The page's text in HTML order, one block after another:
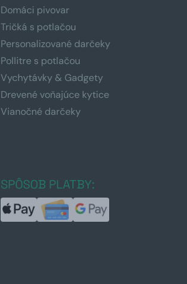
Domáci pivovar
Tričká s potlačou
Personalizované darčeky
Pollitre s potlačou
Vychytávky & Gadgety
Drevené voňajúce kytice
Vianočné darčeky
SPÔSOB PLATBY: